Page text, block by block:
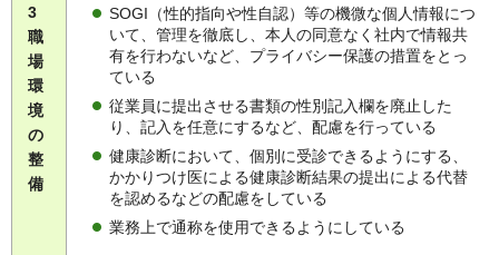
3
職
場
環
境
の
整
備
SOGI（性的指向や性自認）等の機微な個人情報につ
いて、管理を徹底し、本人の同意なく社内で情報共
有を行わないなど、プライバシー保護の措置をとっ
ている
従業員に提出させる書類の性別記入欄を廃止した
り、記入を任意にするなど、配慮を行っている
健康診断において、個別に受診できるようにする、
かかりつけ医による健康診断結果の提出による代替
を認めるなどの配慮をしている
業務上で通称を使用できるようにしている